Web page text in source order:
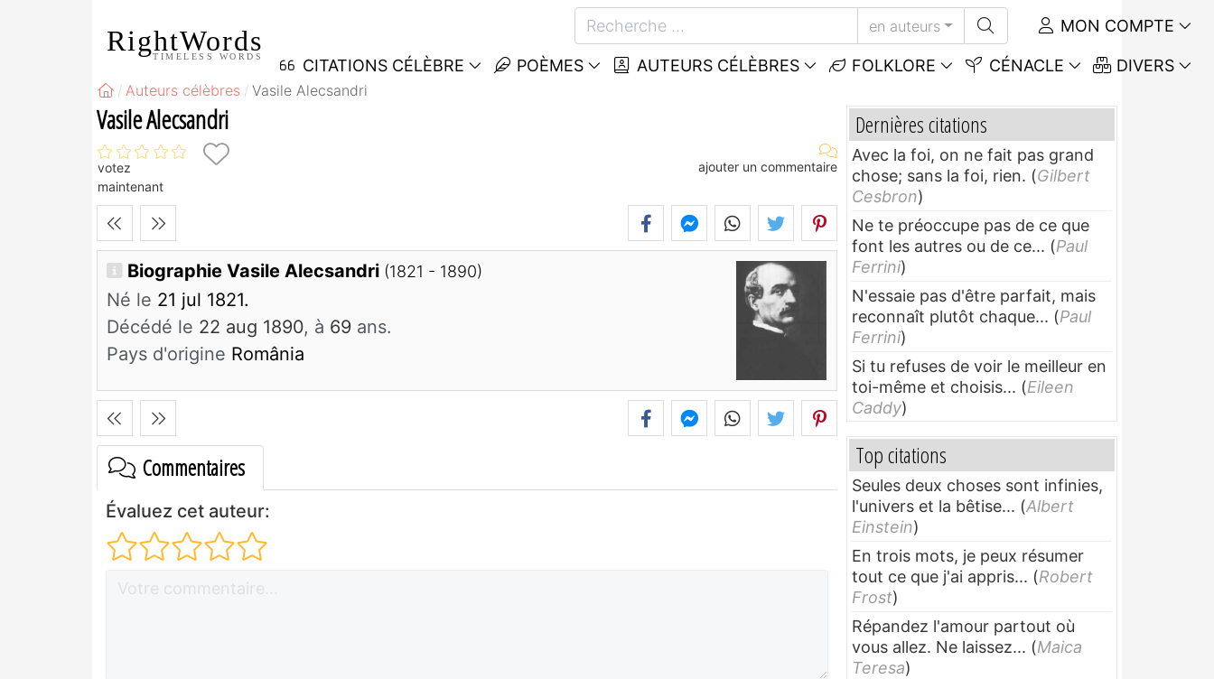
RightWords
TIMELESS WORDS
en auteurs MON COMPTE
CITATIONS CÉLÈBRE POÈMES AUTEURS CÉLÈBRES FOLKLORE CÉNACLE DIVERS
Auteurs célèbres Vasile Alecsandri
Vasile Alecsandri
votez
maintenant
ajouter un commentaire
Biographie Vasile Alecsandri (1821 - 1890)
Né le 21 jul 1821.
Décédé le 22 aug 1890, à 69 ans.
Pays d'origine România
Commentaires
Évaluez cet auteur:
Dernières citations
Avec la foi, on ne fait pas grand
chose; sans la foi, rien. (Gilbert
Cesbron)
Ne te préoccupe pas de ce que
font les autres ou de ce... (Paul
Ferrini)
N'essaie pas d'être parfait, mais
reconnaît plutôt chaque... (Paul
Ferrini)
Si tu refuses de voir le meilleur en
toi-même et choisis... (Eileen
Caddy)
Top citations
Seules deux choses sont infinies,
l'univers et la bêtise... (Albert
Einstein)
En trois mots, je peux résumer
tout ce que j'ai appris... (Robert
Frost)
Répandez l'amour partout où
vous allez. Ne laissez... (Maica
Teresa)